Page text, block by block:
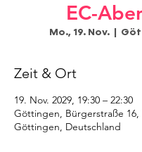
EC-
Mo., 19. Nov.
  |
Zeit & Ort
19. Nov. 2029, 19:30 – 22:30
Göttingen, Bürgerstraße 16,
Göttingen, Deutschland